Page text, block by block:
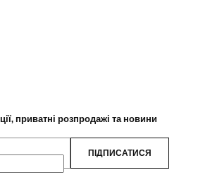
приватні розпродажі та новини
ПІДПИСАТИСЯ